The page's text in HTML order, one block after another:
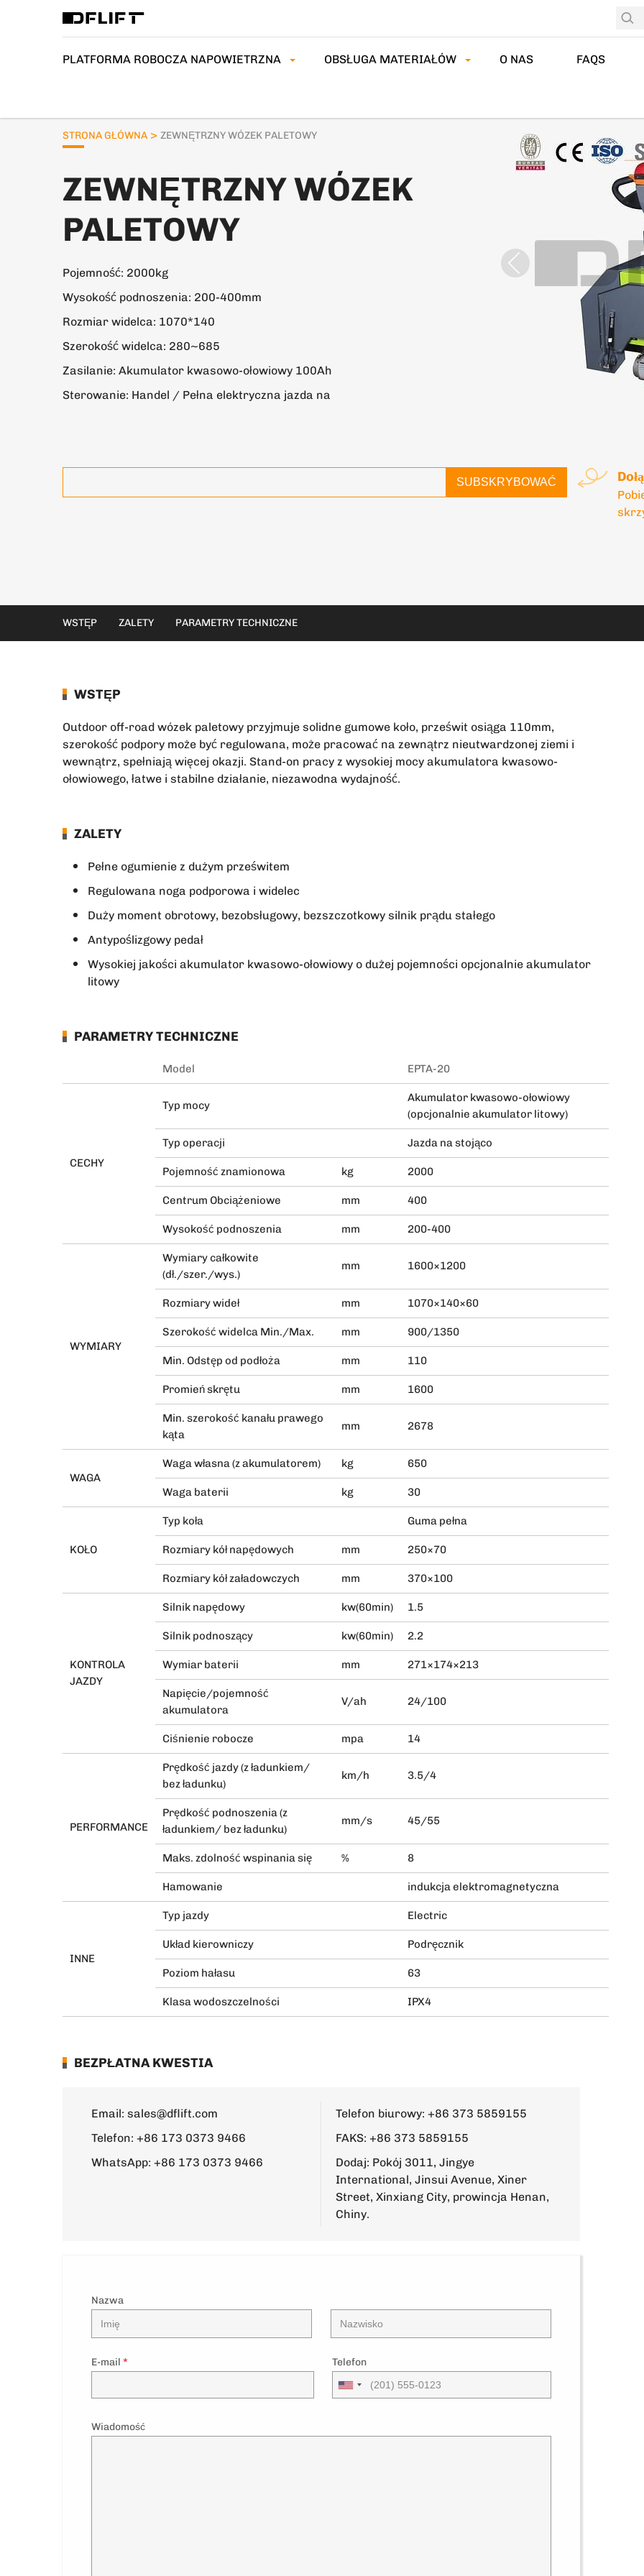
PLATFORMA ROBOCZA NAPOWIETRZNA OBSŁUGA MATERIAŁÓW O NAS FAQS
STRONA GŁÓWNA > ZEWNĘTRZNY WÓZEK PALETOWY
ZEWNĘTRZNY WÓZEK
PALETOWY
Pojemność: 2000kg
Wysokość podnoszenia: 200-400mm
Rozmiar widelca: 1070*140
Szerokość widelca: 280~685
Zasilanie: Akumulator kwasowo-ołowiowy 100Ah
Sterowanie: Handel / Pełna elektryczna jazda na
SUBSKRYBOWAĆ
WSTĘP ZALETY PARAMETRY TECHNICZNE
WSTĘP
Outdoor off-road wózek paletowy przyjmuje solidne gumowe koło, prześwit osiąga 110mm,
szerokość podpory może być regulowana, może pracować na zewnątrz nieutwardzonej ziemi i
wewnątrz, spełniają więcej okazji. Stand-on pracy z wysokiej mocy akumulatora kwasowo-
ołowiowego, łatwe i stabilne działanie, niezawodna wydajność.
ZALETY
Pełne ogumienie z dużym prześwitem
Regulowana noga podporowa i widelec
Duży moment obrotowy, bezobsługowy, bezszczotkowy silnik prądu stałego
Antypoślizgowy pedał
Wysokiej jakości akumulator kwasowo-ołowiowy o dużej pojemności opcjonalnie akumulator
litowy
PARAMETRY TECHNICZNE
Model EPTA-20
CECHY
Typ mocy
Akumulator kwasowo-ołowiowy
(opcjonalnie akumulator litowy)
Typ operacji Jazda na stojąco
Pojemność znamionowa kg 2000
Centrum Obciążeniowe mm 400
Wysokość podnoszenia mm 200-400
WYMIARY
Wymiary całkowite
(dł./szer./wys.)
mm 1600×1200
Rozmiary wideł mm 1070×140×60
Szerokość widelca Min./Max. mm 900/1350
Min. Odstęp od podłoża mm 110
Promień skrętu mm 1600
Min. szerokość kanału prawego
kąta
mm 2678
WAGA
Waga własna (z akumulatorem) kg 650
Waga baterii kg 30
KOŁO
Typ koła Guma pełna
Rozmiary kół napędowych mm 250×70
Rozmiary kół załadowczych mm 370×100
KONTROLA
JAZDY
Silnik napędowy kw(60min) 1.5
Silnik podnoszący kw(60min) 2.2
Wymiar baterii mm 271×174×213
Napięcie/pojemność
akumulatora
V/ah 24/100
Ciśnienie robocze mpa 14
PERFORMANCE
Prędkość jazdy (z ładunkiem/
bez ładunku)
km/h 3.5/4
Prędkość podnoszenia (z
ładunkiem/ bez ładunku)
mm/s 45/55
Maks. zdolność wspinania się % 8
Hamowanie indukcja elektromagnetyczna
INNE
Typ jazdy Electric
Układ kierowniczy Podręcznik
Poziom hałasu 63
Klasa wodoszczelności IPX4
BEZPŁATNA KWESTIA
Email: sales@dflift.com Telefon biurowy: +86 373 5859155
Telefon: +86 173 0373 9466
FAKS: +86 373 5859155
WhatsApp: +86 173 0373 9466
Dodaj: Pokój 3011, Jingye
International, Jinsui Avenue, Xiner
Street, Xinxiang City, prowincja Henan,
Chiny.
Nazwa
E-mail * Telefon
Wiadomość